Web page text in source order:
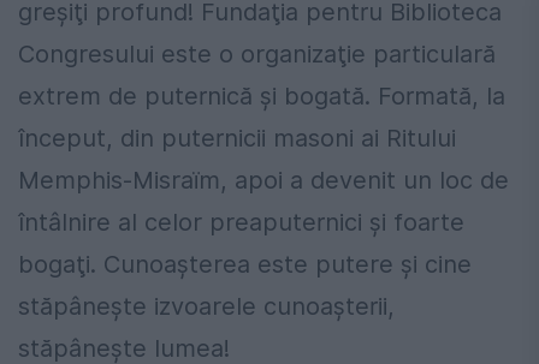
greşiţi profund! Fundaţia pentru Biblioteca
Congresului este o organizaţie particulară
extrem de puternică şi bogată. Formată, la
început, din puternicii masoni ai Ritului
Memphis-Misraïm, apoi a devenit un loc de
întâlnire al celor preaputernici şi foarte
bogaţi. Cunoaşterea este putere şi cine
stăpâneşte izvoarele cunoaşterii,
stăpâneşte lumea!